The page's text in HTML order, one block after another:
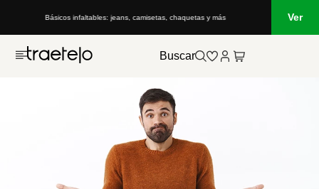
Básicos infaltables: jeans, camisetas, chaquetas y más Ver
Buscar